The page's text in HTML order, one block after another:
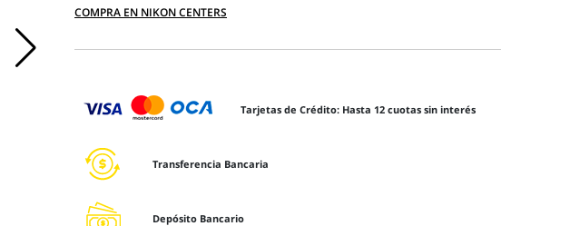
COMPRA EN NIKON CENTERS
Tarjetas de Crédito: Hasta 12 cuotas sin interés
Transferencia Bancaria
Depósito Bancario